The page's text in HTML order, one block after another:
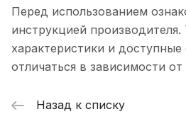
Перед использованием
инструкцией производителя.
характеристики и
отличаться в зависимости
Назад к списку